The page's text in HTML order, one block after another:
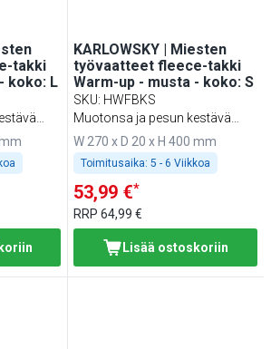
takki
koko: L
KARLOWSKY | Miesten
työvaatteet fleece-takki
Warm-up - musta - koko: S
SKU: HWFBKS
Muotonsa ja pesun kestävä
sekä ympäristöystävällinen
W 270 x D 20 x H 400 mm
Toimitusaika: 5 - 6 Viikkoa
53,99 €*
RRP64,99 €
Lisää ostoskoriin